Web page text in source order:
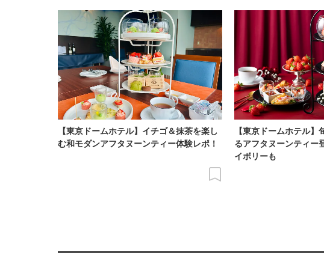
【東京ドームホテル】イチゴ＆抹茶を楽し
む和モダンアフタヌーンティー体験レポ！
【東京ドームホテル
るアフタヌーンティー
イボリーも